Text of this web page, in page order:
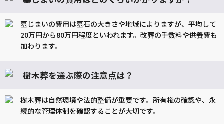
墓じまいの費用は墓石の大きさや地域によりますが、平均して
20万円から80万円程度といわれます。改葬の手数料や供養費も
加わります。
樹木葬を選ぶ際の注意点は？
樹木葬は自然環境や法的整備が重要です。所有権の確認や、永
続的な管理体制を確認することが大切です。